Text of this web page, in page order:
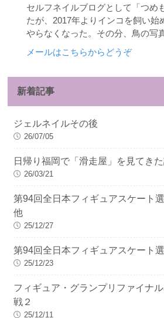
セルフネイルブログとして「つめ
たが、2017年よりインコを飼い始
やらなくなった。その分、鳥の写
メールはこちらからどうぞ
新着記事
ジェルネイルその後
26/07/05
日帰り福岡で「滑走屋」を見てき
26/03/21
第94回全日本フィギュアスケート
他
25/12/27
第94回全日本フィギュアスケート
25/12/23
フィギュア・グランプリファイナ
戦２
25/12/11